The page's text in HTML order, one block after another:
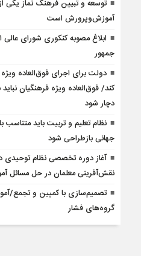
توسعه و تبیین فرهنگ نماز یکی
آموزش‌وپرورش است
ابلاغ مصوبه کنکوری شورای
جمهور
دولت برای اجرای فوق‌العاده
کند/ فوق‌العاده ویژه فرهنگیان
دچار شود
نظام تعلیم و تربیت باید متناسب
جهانی بازطراحی شود
آغاز دوره تخصصی نظام توحیدی
نقش‌آفرینی معلمان در حل مسائل
تصمیم‌سازی با کمپین و تجمع/
گروه‌های فشار